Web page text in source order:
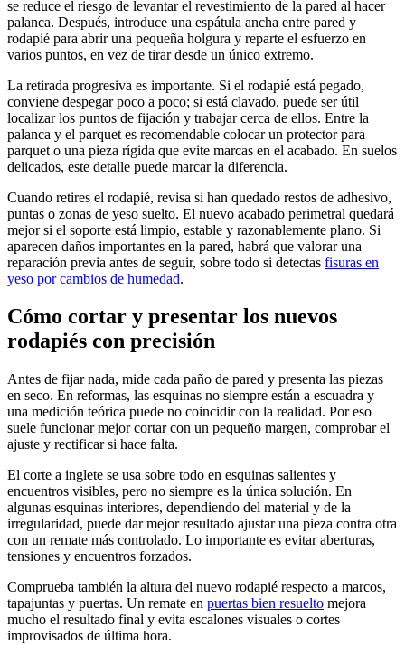
se reduce el riesgo de levantar el revestimiento de la pared al hacer
palanca. Después, introduce una espátula ancha entre pared y
rodapié para abrir una pequeña holgura y reparte el esfuerzo en
varios puntos, en vez de tirar desde un único extremo.
La retirada progresiva es importante. Si el rodapié está pegado,
conviene despegar poco a poco; si está clavado, puede ser útil
localizar los puntos de fijación y trabajar cerca de ellos. Entre la
palanca y el parquet es recomendable colocar un protector para
parquet o una pieza rígida que evite marcas en el acabado. En suelos
delicados, este detalle puede marcar la diferencia.
Cuando retires el rodapié, revisa si han quedado restos de adhesivo,
puntas o zonas de yeso suelto. El nuevo acabado perimetral quedará
mejor si el soporte está limpio, estable y razonablemente plano. Si
aparecen daños importantes en la pared, habrá que valorar una
reparación previa antes de seguir, sobre todo si detectas fisuras en
yeso por cambios de humedad.
Cómo cortar y presentar los nuevos
rodapiés con precisión
Antes de fijar nada, mide cada paño de pared y presenta las piezas
en seco. En reformas, las esquinas no siempre están a escuadra y
una medición teórica puede no coincidir con la realidad. Por eso
suele funcionar mejor cortar con un pequeño margen, comprobar el
ajuste y rectificar si hace falta.
El corte a inglete se usa sobre todo en esquinas salientes y
encuentros visibles, pero no siempre es la única solución. En
algunas esquinas interiores, dependiendo del material y de la
irregularidad, puede dar mejor resultado ajustar una pieza contra otra
con un remate más controlado. Lo importante es evitar aberturas,
tensiones y encuentros forzados.
Comprueba también la altura del nuevo rodapié respecto a marcos,
tapajuntas y puertas. Un remate en puertas bien resuelto mejora
mucho el resultado final y evita escalones visuales o cortes
improvisados de última hora.